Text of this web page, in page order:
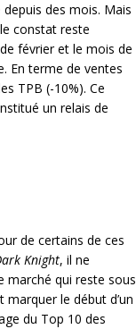
depuis des mois. Mais
constat reste
février et le mois de
En terme de ventes
TPB (-10%). Ce
un relais de
de certains de ces
Knight, il ne
marché qui reste sous
le début d’un
du Top 10 des